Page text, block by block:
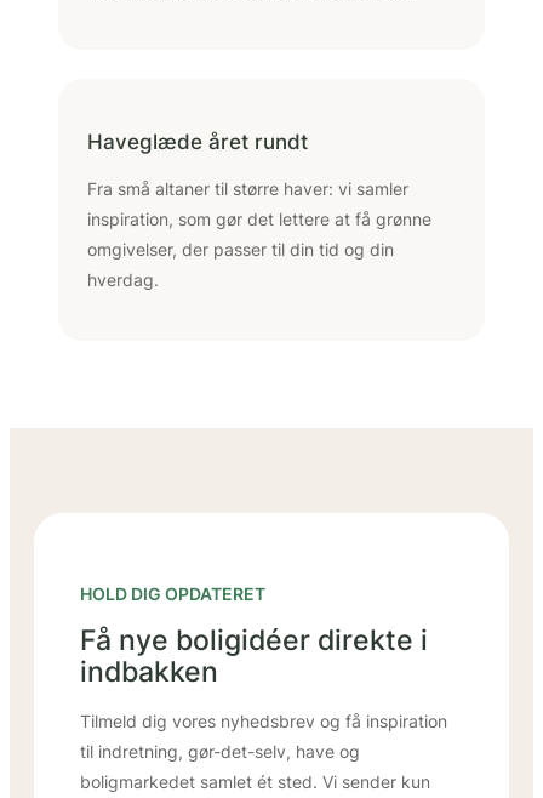
Haveglæde året rundt
Fra små altaner til større haver: vi samler
inspiration, som gør det lettere at få grønne
omgivelser, der passer til din tid og din
hverdag.
HOLD DIG OPDATERET
Få nye boligidéer direkte i
indbakken
Tilmeld dig vores nyhedsbrev og få inspiration
til indretning, gør-det-selv, have og
boligmarkedet samlet ét sted. Vi sender kun